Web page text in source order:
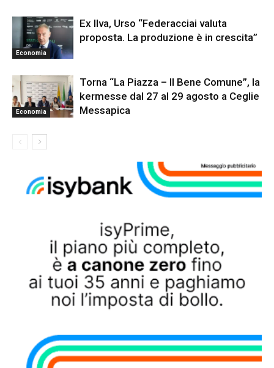
Economia
Ex Ilva, Urso “Federacciai valuta
proposta. La produzione è in crescita”
Economia
Torna “La Piazza – Il Bene Comune”, la
kermesse dal 27 al 29 agosto a Ceglie
Messapica